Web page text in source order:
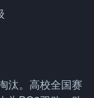
汰。高校全国赛